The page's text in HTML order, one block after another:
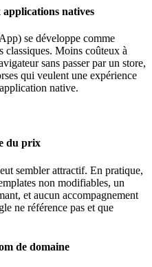
natives
se développe comme
classiques. Moins coûteux à
sans passer par un store,
qui veulent une expérience
native.
du prix
sembler attractif. En pratique,
non modifiables, un
et aucun accompagnement
ne référence pas et que
de domaine